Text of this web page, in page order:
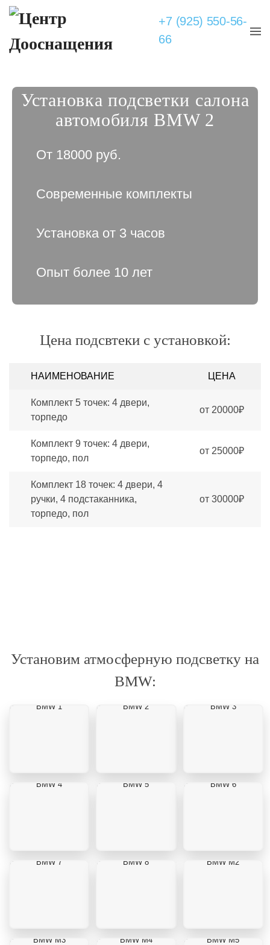
+7 (925) 550-56-
66
Установка подсветки салона
автомобиля BMW 2
От 18000 руб.
Современные комплекты
Установка от 3 часов
Опыт более 10 лет
Цена подсвтеки с установкой:
НАИМЕНОВАНИЕ ЦЕНА
Комплект 5 точек: 4 двери,
торпедо
от 20000₽
Комплект 9 точек: 4 двери,
торпедо, пол
от 25000₽
Комплект 18 точек: 4 двери, 4
ручки, 4 подстаканника,
торпедо, пол
от 30000₽
Установим атмосферную подсветку на
BMW:
BMW 1 BMW 2 BMW 3
BMW 4 BMW 5 BMW 6
BMW 7 BMW 8 BMW M2
BMW M3 BMW M4 BMW M5